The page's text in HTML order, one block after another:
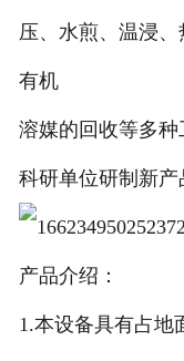
压、水煎、温浸
有机
溶媒的回收等多种
科研单位研制新产
产品介绍：
1.本设备具有占地